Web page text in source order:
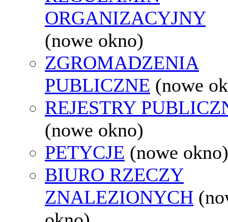
ORGANIZACYJNY
(nowe okno)
ZGROMADZENIA
PUBLICZNE (nowe
REJESTRY
(nowe okno)
PETYCJE (nowe okno)
BIURO RZECZY
ZNALEZIONYCH